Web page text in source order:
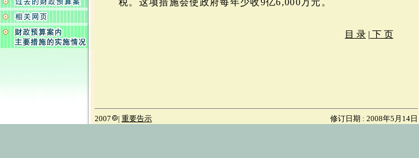
税。这项措施会使政府每年少收9亿6,000万元。
目 录 | 下 页
2007 | 重要告示 修订日期 : 2008年5月14日